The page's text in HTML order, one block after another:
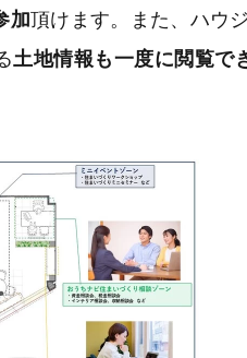
加頂けます。また、ハウ
土地情報も一度に閲覧で